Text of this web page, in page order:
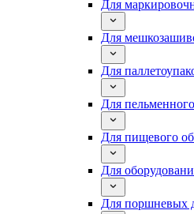
Для
Для
Для
Для
Для пищевого
Для
Для поршневых